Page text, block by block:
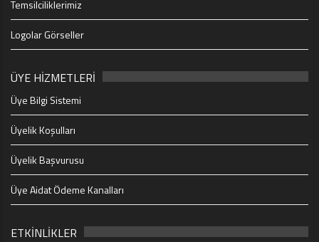
Temsilciliklerimiz
Logolar Görseller
ÜYE HİZMETLERİ
Üye Bilgi Sistemi
Üyelik Koşulları
Üyelik Başvurusu
Üye Aidat Ödeme Kanalları
ETKİNLİKLER